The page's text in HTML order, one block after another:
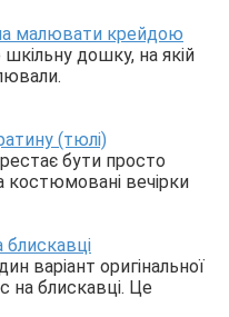
малювати крейдою
дошку, на якій
(тюлі)
бути просто
костюмовані вечірки
блискавці
варіант оригінальної
на блискавці. Це